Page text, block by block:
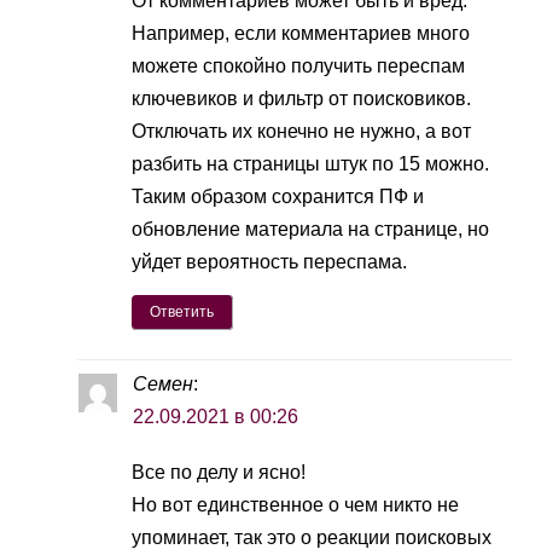
Например, если комментариев много
можете спокойно получить переспам
ключевиков и фильтр от поисковиков.
Отключать их конечно не нужно, а вот
разбить на страницы штук по 15 можно.
Таким образом сохранится ПФ и
обновление материала на странице, но
уйдет вероятность переспама.
Ответить
Семен:
22.09.2021 в 00:26
Все по делу и ясно!
Но вот единственное о чем никто не
упоминает, так это о реакции поисковых